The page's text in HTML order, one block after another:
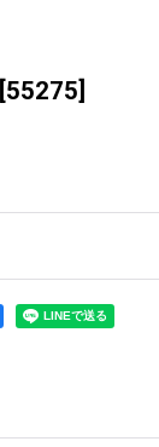
55275